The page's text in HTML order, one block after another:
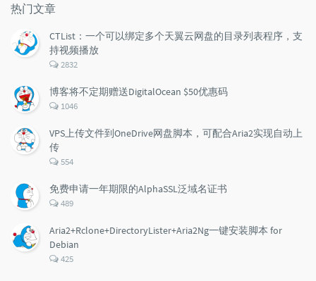
热门文章
CTList：一个可以绑定多个天翼云网盘的目录列表程序，支
持视频播放
评
数：
2832
博客将不定期赠送DigitalOcean $50优惠码
评
数：
1046
VPS上传文件到OneDrive网盘脚本，可配合Aria2实现自动上
传
评
数：
554
免费申请一年期限的AlphaSSL泛域名证书
评
数：
489
Aria2+Rclone+DirectoryLister+Aria2Ng一键安装脚本 for
Debian
评
425